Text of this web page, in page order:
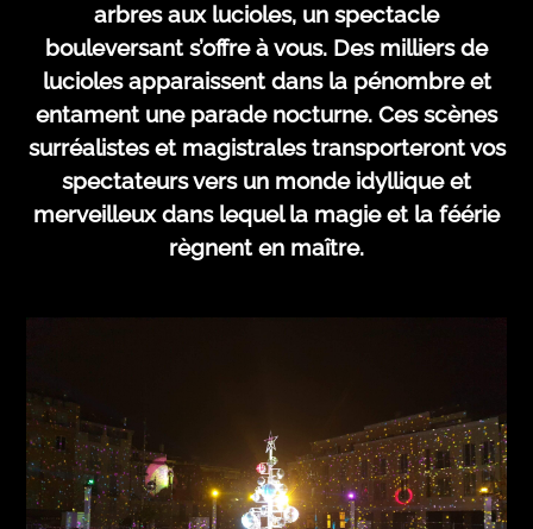
arbres aux lucioles, un spectacle
bouleversant s’offre à vous. Des milliers de
lucioles apparaissent dans la pénombre et
entament une parade nocturne. Ces scènes
surréalistes et magistrales transporteront vos
spectateurs vers un monde idyllique et
merveilleux dans lequel la magie et la féérie
règnent en maître.